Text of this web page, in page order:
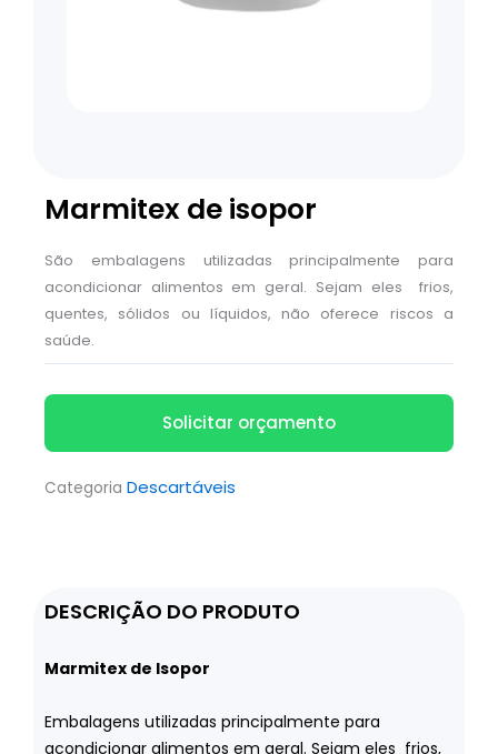
Marmitex de isopor
São embalagens utilizadas principalmente para
acondicionar alimentos em geral. Sejam eles frios,
quentes, sólidos ou líquidos, não oferece riscos a
saúde.
Solicitar orçamento
Categoria Descartáveis
DESCRIÇÃO DO PRODUTO
Marmitex de Isopor
Embalagens utilizadas principalmente para
acondicionar alimentos em geral. Sejam eles frios,